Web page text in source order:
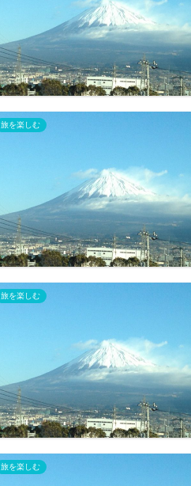
旅を楽しむ
旅を楽しむ
旅を楽しむ